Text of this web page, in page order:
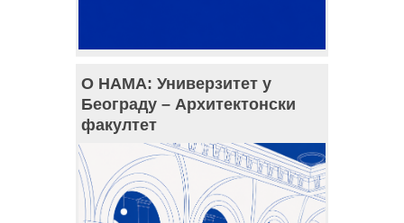
О НАМА: Универзитет у
Београду – Архитектонски
факултет